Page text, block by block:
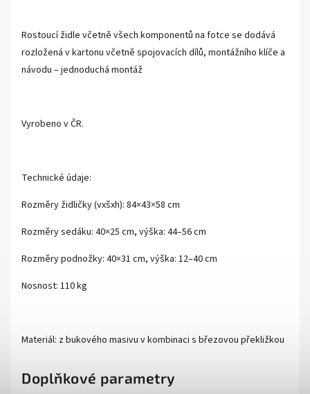
Rostoucí židle včetně všech komponentů na fotce se dodává
rozložená v kartonu včetně spojovacích dílů, montážního klíče a
návodu – jednoduchá montáž
Vyrobeno v ČR.
Technické údaje:
Rozměry židličky (vxšxh): 84×43×58 cm
Rozměry sedáku: 40×25 cm, výška: 44–56 cm
Rozměry podnožky: 40×31 cm, výška: 12–40 cm
Nosnost: 110 kg
Materiál: z bukového masivu v kombinaci s březovou překližkou
Doplňkové parametry